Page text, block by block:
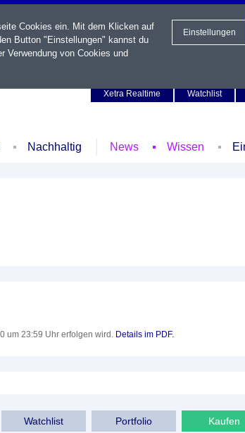
Xetra Realtime
Watchlist
Nachhaltig News Wissen
um 23:59 Uhr erfolgen wird. Details im PDF.
Watchlist Portfolio Kaufen
Cookies ein. Mit dem Klicken auf
Button "Einstellungen" kannst du
Verwendung von Cookies und
Einstellungen